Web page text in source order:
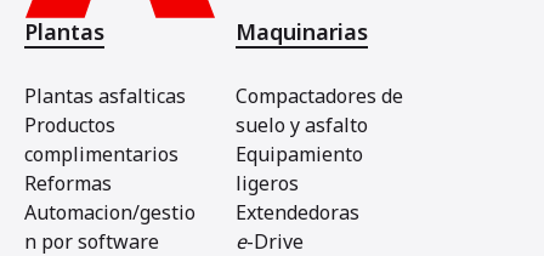
Plantas
Plantas asfalticas
Productos
complimentarios
Reformas
Automacion/gestio
n por software
Maquinarias
Compactadores de
suelo y asfalto
Equipamiento
ligeros
Extendedoras
e-Drive